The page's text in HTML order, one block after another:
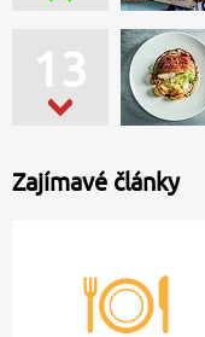
13
Zajímavé články